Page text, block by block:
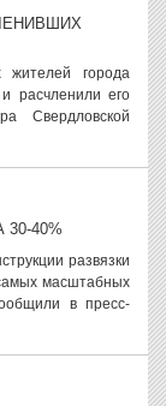
жителей города
расчленили его
Свердловской
40%
развязки
масштабных
в пресс-